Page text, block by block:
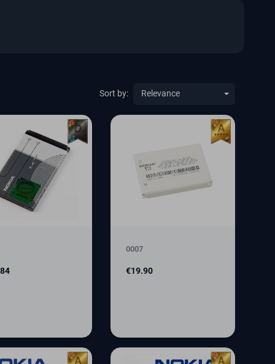
Sort by:
0007
Price
€19.90